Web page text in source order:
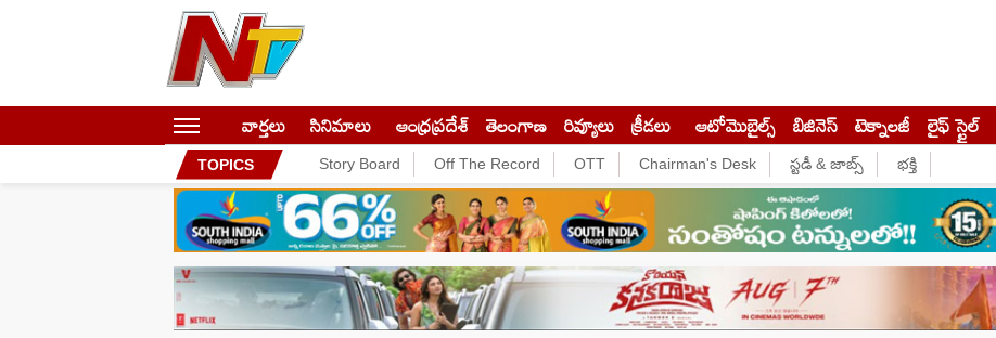
వార్తలు సినిమాలు ఆంధ్రప్రదేశ్ తెలంగాణ రివ్యూలు క్రీడలు ఆటోమొబైల్స్ బిజినెస్‌ టెక్నాలజీ లైఫ్ స్టైల్
TOPICS Story Board Off The Record OTT Chairman's Desk స్టడీ & జాబ్స్ భక్తి